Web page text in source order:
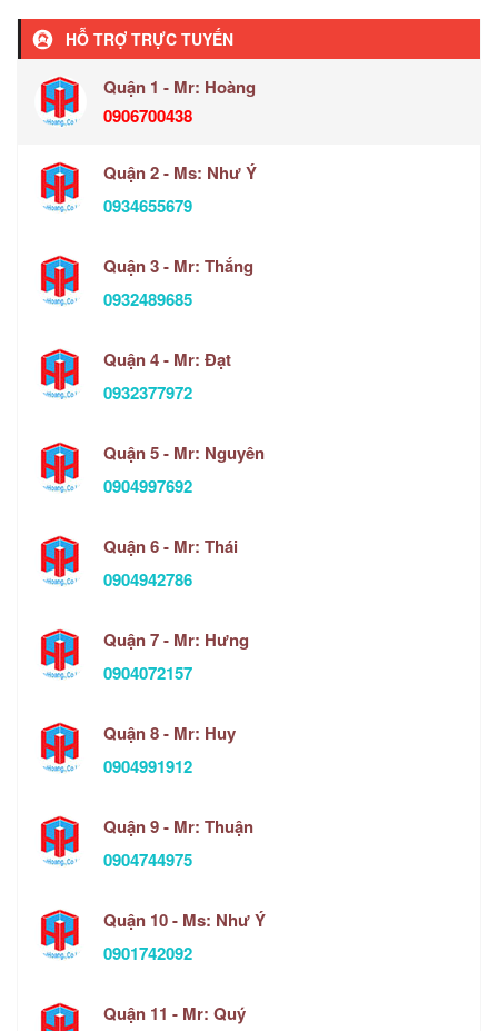
HỖ TRỢ TRỰC TUYẾN
Quận 1 - Mr: Hoàng
0906700438
Quận 2 - Ms: Như Ý
0934655679
Quận 3 - Mr: Thắng
0932489685
Quận 4 - Mr: Đạt
0932377972
Quận 5 - Mr: Nguyên
0904997692
Quận 6 - Mr: Thái
0904942786
Quận 7 - Mr: Hưng
0904072157
Quận 8 - Mr: Huy
0904991912
Quận 9 - Mr: Thuận
0904744975
Quận 10 - Ms: Như Ý
0901742092
Quận 11 - Mr: Quý